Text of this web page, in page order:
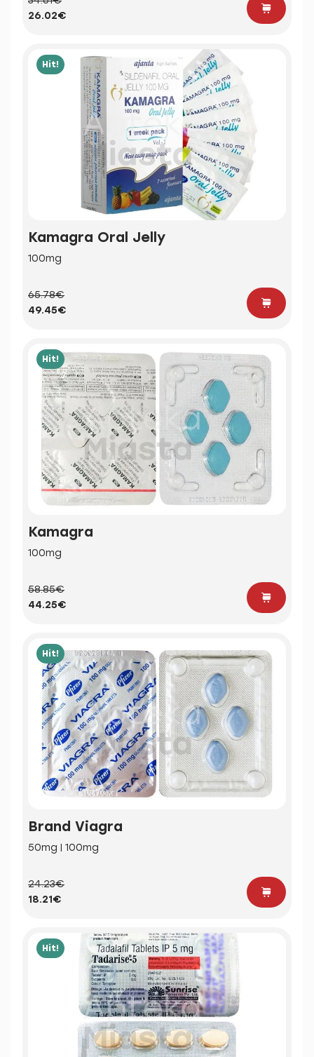
26.02€
Hit!
Kamagra Oral Jelly
100mg
65.78€
49.45€
Hit!
Kamagra
100mg
58.85€
44.25€
Hit!
Brand Viagra
50mg | 100mg
24.23€
18.21€
Hit!